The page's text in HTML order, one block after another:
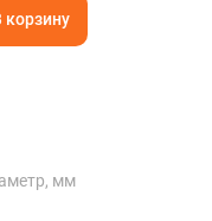
корзину
мм